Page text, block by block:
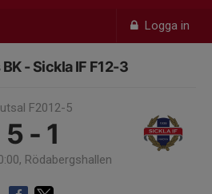
Logga in
- Sickla IF F12-3
F2012-5
5 - 1
Rödabergshallen